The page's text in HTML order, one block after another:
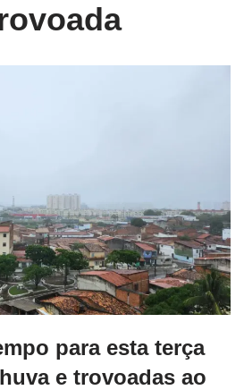
para esta terça
e trovoadas ao